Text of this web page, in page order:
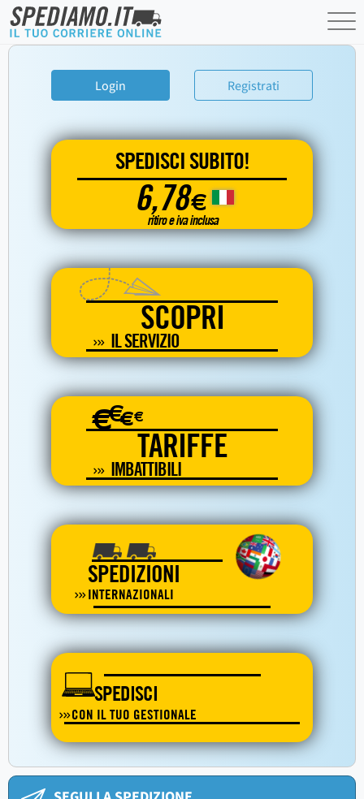
Login Registrati
SPEDISCI SUBITO!
6,78€
ritiro e iva inclusa
SCOPRI
IL SERVIZIO
€€€€
TARIFFE
IMBATTIBILI
SPEDIZIONI
INTERNAZIONALI
SPEDISCI
CON IL TUO GESTIONALE